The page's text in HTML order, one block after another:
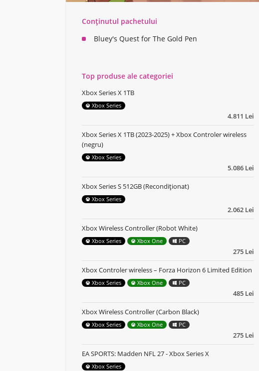
Conținutul pachetului
Bluey's Quest for The Gold Pen
Top produse ale categoriei
4.811 Lei
Xbox Series X 1TB
Xbox Series
5.086 Lei
Xbox Series X 1TB (2023-2025) + Xbox Controler wireless
(negru)
Xbox Series
2.062 Lei
Xbox Series S 512GB (Recondiționat)
Xbox Series
275 Lei
Xbox Wireless Controller (Robot White)
Xbox Series Xbox One PC
485 Lei
Xbox Controler wireless – Forza Horizon 6 Limited Edition
Xbox Series Xbox One PC
275 Lei
Xbox Wireless Controller (Carbon Black)
Xbox Series Xbox One PC
EA SPORTS: Madden NFL 27 - Xbox Series X
Xbox Series